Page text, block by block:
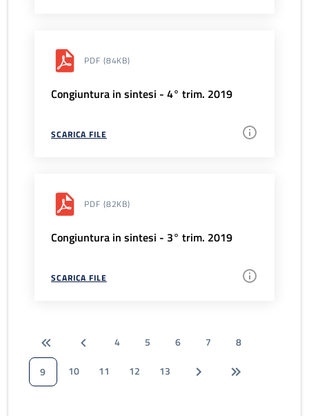
PDF (84KB)
Congiuntura in sintesi - 4° trim. 2019
SCARICA FILE
PDF (82KB)
Congiuntura in sintesi - 3° trim. 2019
SCARICA FILE
4 5 6 7
8
9
10 11 12 13